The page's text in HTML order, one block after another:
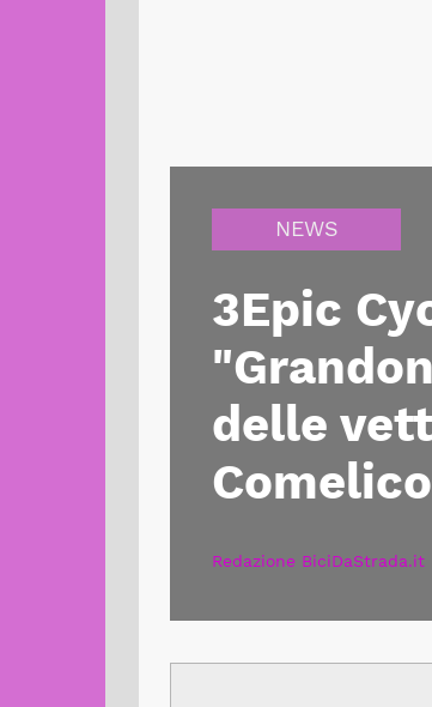
NEWS
3Epic
delle
Comelico
Redazione BiciDaStrada.it